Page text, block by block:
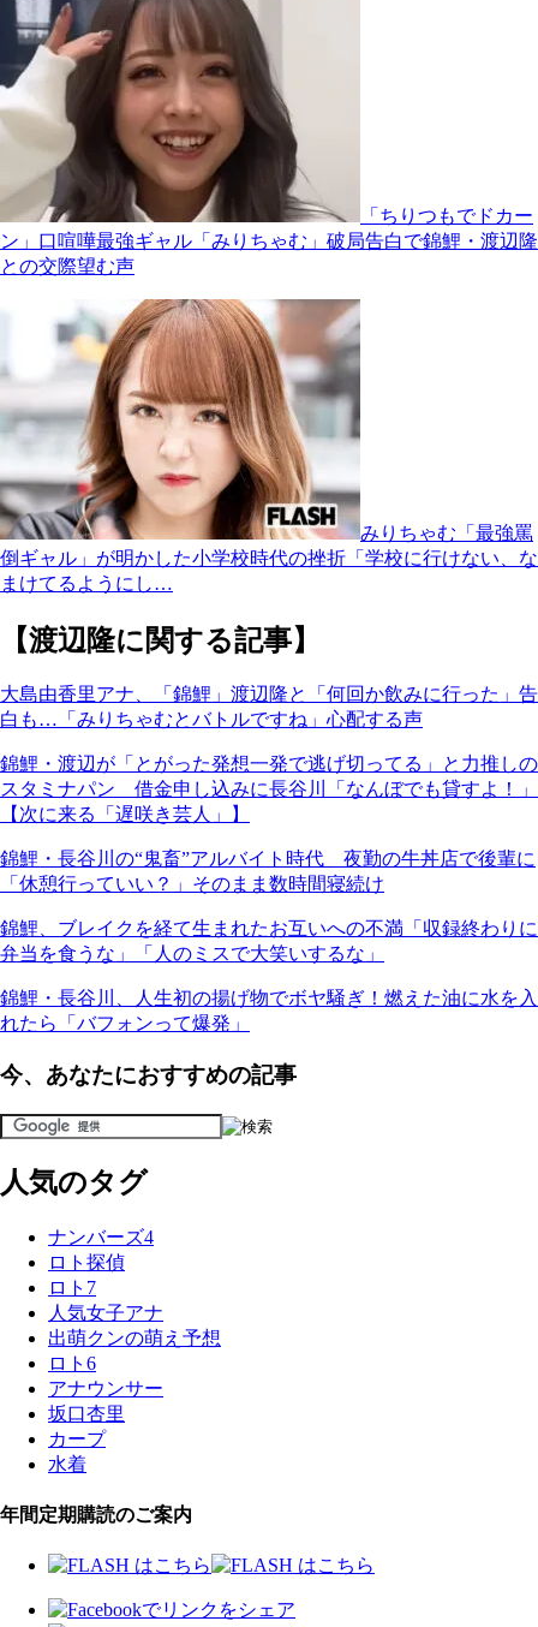
「ちりつもでドカー
ン」口喧嘩最強ギャル「みりちゃむ」破局告白で錦鯉・渡辺隆
との交際望む声
みりちゃむ「最強罵
倒ギャル」が明かした小学校時代の挫折「学校に行けない、な
まけてるようにし…
【渡辺隆に関する記事】
大島由香里アナ、「錦鯉」渡辺隆と「何回か飲みに行った」告
白も…「みりちゃむとバトルですね」心配する声
錦鯉・渡辺が「とがった発想一発で逃げ切ってる」と力推しの
スタミナパン 借金申し込みに長谷川「なんぼでも貸すよ！」
【次に来る「遅咲き芸人」】
錦鯉・長谷川の“鬼畜”アルバイト時代 夜勤の牛丼店で後輩に
「休憩行っていい？」そのまま数時間寝続け
錦鯉、ブレイクを経て生まれたお互いへの不満「収録終わりに
弁当を食うな」「人のミスで大笑いするな」
錦鯉・長谷川、人生初の揚げ物でボヤ騒ぎ！燃えた油に水を入
れたら「バフォンって爆発」
今、あなたにおすすめの記事
人気のタグ
ナンバーズ4
ロト探偵
ロト7
人気女子アナ
出萌クンの萌え予想
ロト6
アナウンサー
坂口杏里
カープ
水着
年間定期購読のご案内